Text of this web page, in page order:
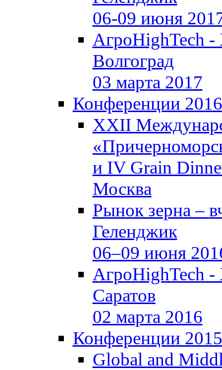
06-09 июня
АгроHighTech
Волгоград
03 марта 2017
Конференции 2016
XXII
и IV Grain
Москва
Рынок зерна –
Геленджик
06–09 июня
АгроHighTech
Саратов
02 марта 2016
Конференции 2015
Global and